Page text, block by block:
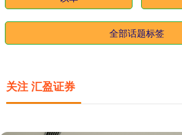
全部话题标签
关注 汇盈证券